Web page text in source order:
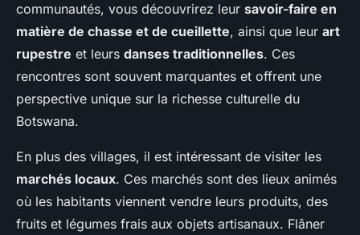
communautés, vous découvrirez leur savoir-faire en
matière de chasse et de cueillette, ainsi que leur art
rupestre et leurs danses traditionnelles. Ces
rencontres sont souvent marquantes et offrent une
perspective unique sur la richesse culturelle du
Botswana.
En plus des villages, il est intéressant de visiter les
marchés locaux. Ces marchés sont des lieux animés
où les habitants viennent vendre leurs produits, des
fruits et légumes frais aux objets artisanaux. Flâner